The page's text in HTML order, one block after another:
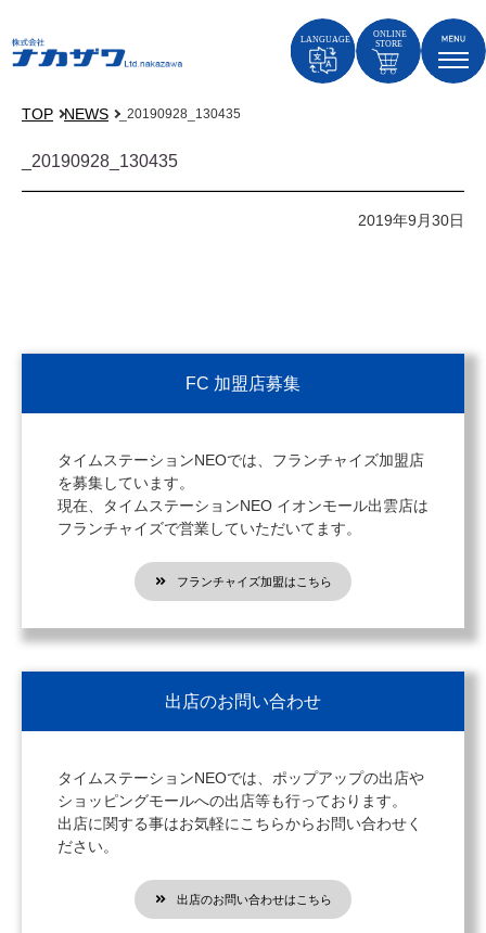
TOP NEWS _20190928_130435
_20190928_130435
2019年9月30日
FC 加盟店募集
タイムステーションNEOでは、フランチャイズ加盟店
を募集しています。
現在、タイムステーションNEO イオンモール出雲店は
フランチャイズで営業していただいてます。
フランチャイズ加盟はこちら
出店のお問い合わせ
タイムステーションNEOでは、ポップアップの出店や
ショッピングモールへの出店等も行っております。
出店に関する事はお気軽にこちらからお問い合わせく
ださい。
出店のお問い合わせはこちら